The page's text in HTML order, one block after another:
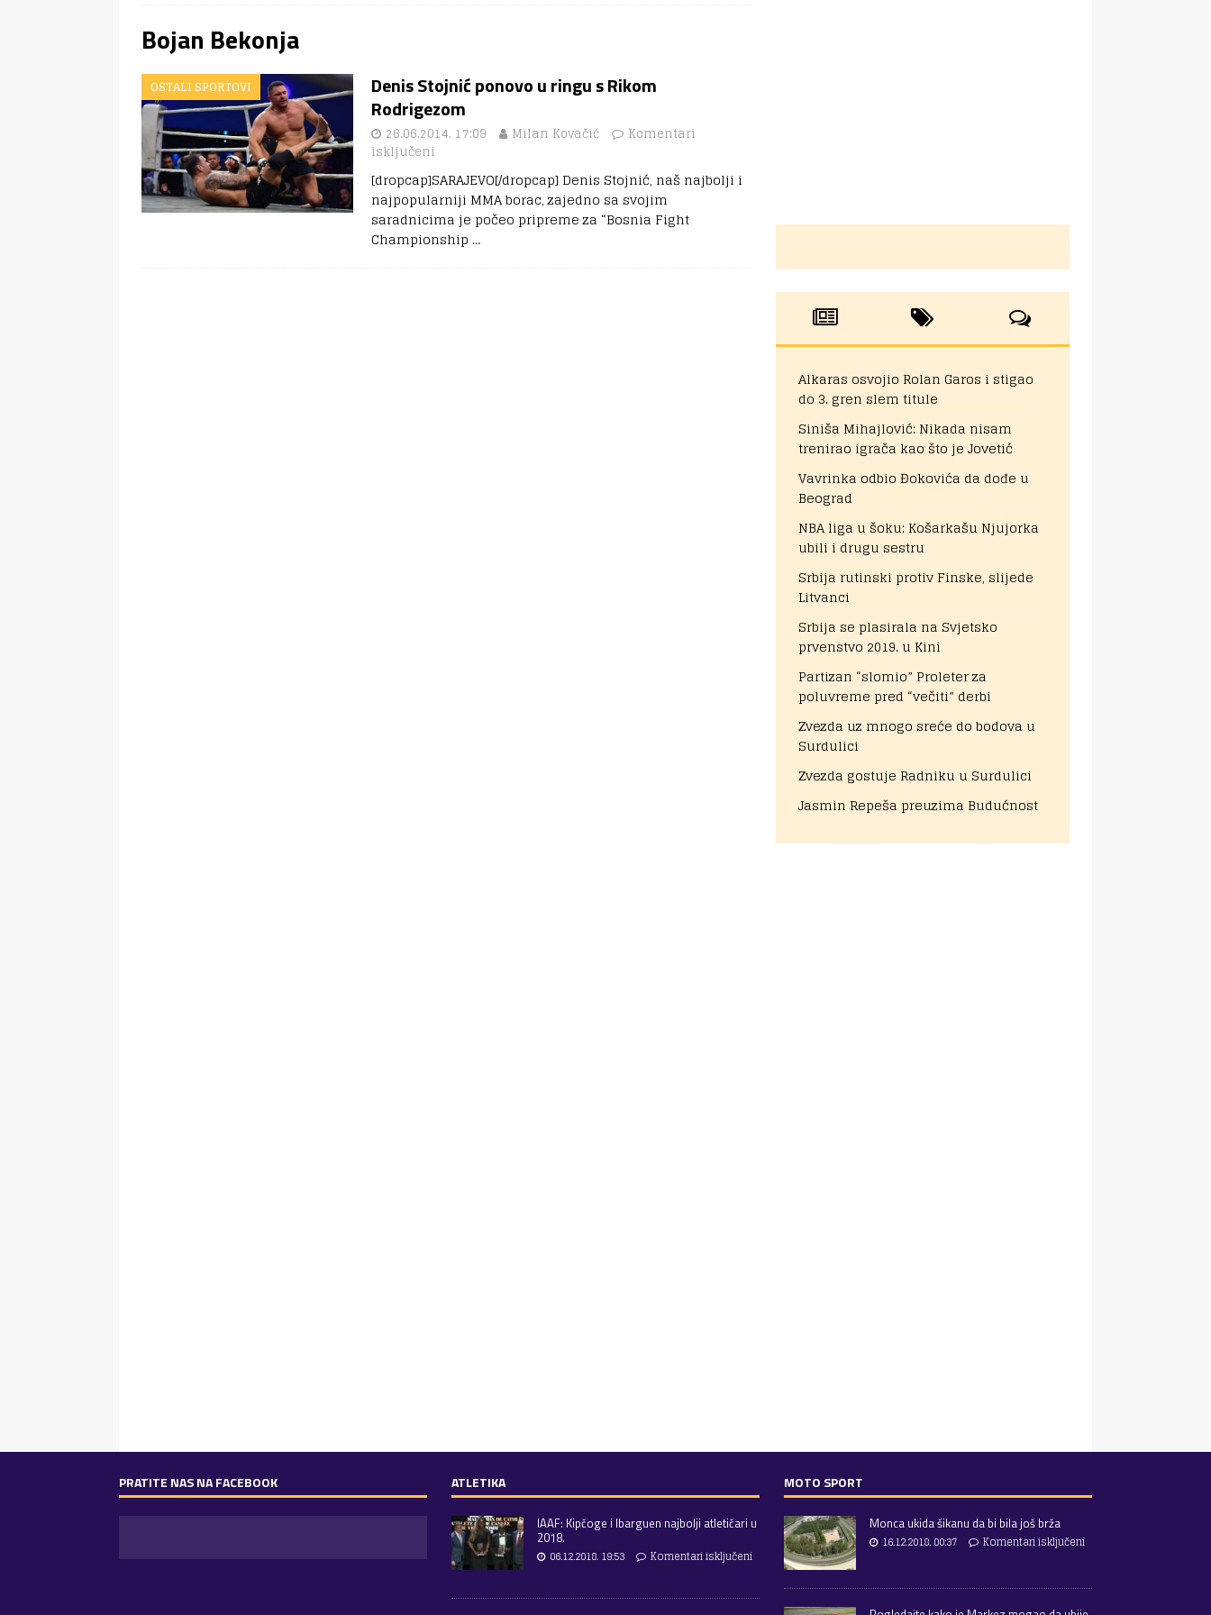
Bojan Bekonja
OSTALI SPORTOVI
Denis Stojnić ponovo u ringu s Rikom
Rodrigezom
26.06.2014. 17:09 Milan Kovačić
Komentari
isključeni
[dropcap]SARAJEVO[/dropcap] Denis Stojnić, naš najbolji i
najpopularniji MMA borac, zajedno sa svojim
saradnicima je počeo pripreme za “Bosnia Fight
Championship …
Alkaras osvojio Rolan Garos i stigao
do 3. gren slem titule
Siniša Mihajlović: Nikada nisam
trenirao igrača kao što je Jovetić
Vavrinka odbio Đokovića da dođe u
Beograd
NBA liga u šoku: Košarkašu Njujorka
ubili i drugu sestru
Srbija rutinski protiv Finske, slijede
Litvanci
Srbija se plasirala na Svjetsko
prvenstvo 2019. u Kini
Partizan “slomio” Proleter za
poluvreme pred “večiti” derbi
Zvezda uz mnogo sreće do bodova u
Surdulici
Zvezda gostuje Radniku u Surdulici
Jasmin Repeša preuzima Budućnost
PRATITE NAS NA FACEBOOK ATLETIKA
IAAF: Kipčoge i Ibarguen najbolji atletičari u
2018.
06.12.2018. 19:53
Komentari isključeni
MOTO SPORT
Monca ukida šikanu da bi bila još brža
16.12.2018. 00:37
Komentari isključeni